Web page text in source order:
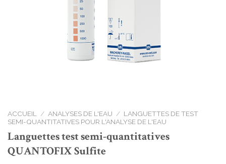
ACCUEIL / ANALYSES DE L'EAU / LANGUETTES DE TEST
SEMI-QUANTITATIVES POUR L'ANALYSE DE L'EAU
Languettes test semi-quantitatives
QUANTOFIX Sulfite